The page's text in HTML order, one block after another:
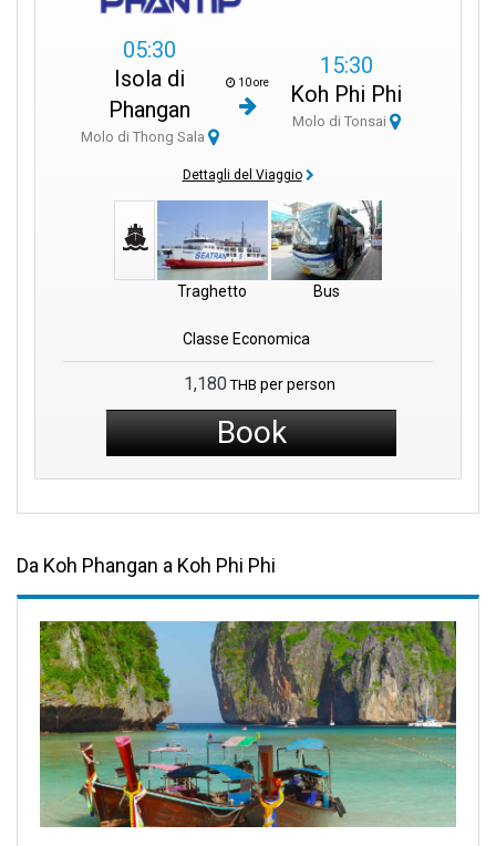
05:30
Isola di
Phangan
Molo di Thong Sala
10 ore
15:30
Koh Phi Phi
Molo di Tonsai
Dettagli del Viaggio
Traghetto Bus
Classe Economica
1,180 THB per person
Book
Da Koh Phangan a Koh Phi Phi